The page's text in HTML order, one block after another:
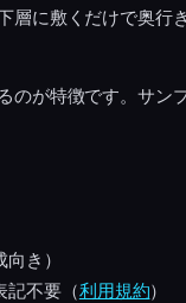
層に敷くだけで奥行
のが特徴です。サ
き）
記不要（利用規約）